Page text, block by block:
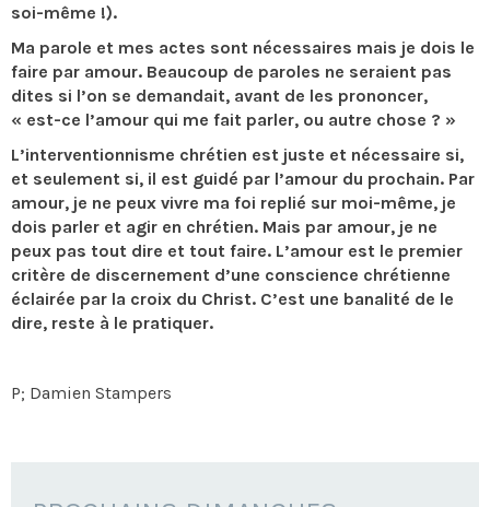
soi-même !).
Ma parole et mes actes sont nécessaires mais je dois le
faire par amour. Beaucoup de paroles ne seraient pas
dites si l’on se demandait, avant de les prononcer,
« est-ce l’amour qui me fait parler, ou autre chose ? »
L’interventionnisme chrétien est juste et nécessaire si,
et seulement si, il est guidé par l’amour du prochain. Par
amour, je ne peux vivre ma foi replié sur moi-même, je
dois parler et agir en chrétien. Mais par amour, je ne
peux pas tout dire et tout faire. L’amour est le premier
critère de discernement d’une conscience chrétienne
éclairée par la croix du Christ. C’est une banalité de le
dire, reste à le pratiquer.
P; Damien Stampers